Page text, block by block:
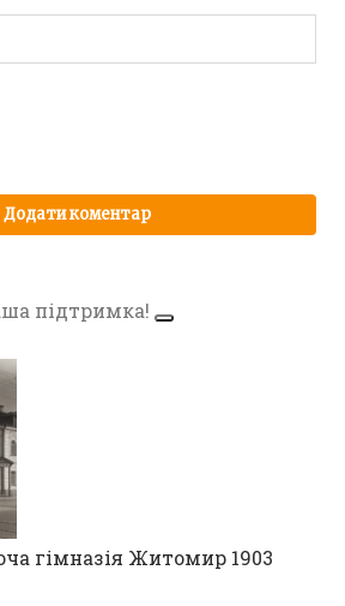
підтримка!
гімназія Житомир 1903